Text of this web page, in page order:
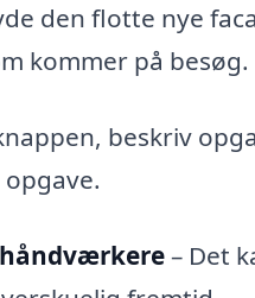
den flotte nye
kommer på besøg.
beskriv
– Det